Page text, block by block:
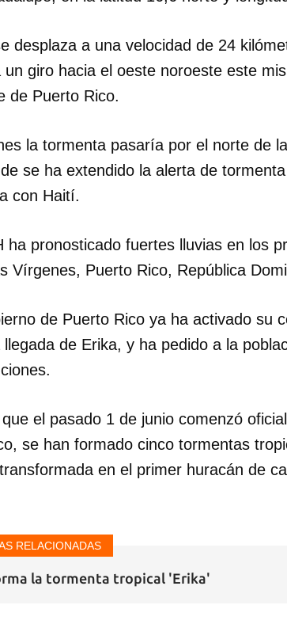
Para poder guardar como favorito,
desplaza a una velocidad de 24
un giro hacia el oeste noroeste este
de Puerto Rico.
la tormenta pasaría por el norte de
se ha extendido la alerta de
con Haití.
ha pronosticado fuertes lluvias en los
Vírgenes, Puerto Rico, República
de Puerto Rico ya ha activado su
llegada de Erika, y ha pedido a la
el pasado 1 de junio comenzó
se han formado cinco tormentas
en el primer huracán de
RELACIONADAS
la tormenta tropical 'Erika'